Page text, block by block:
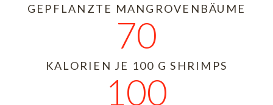
GEPFLANZTE MANGROVENBÄUME
70
KALORIEN JE 100 G SHRIMPS
100